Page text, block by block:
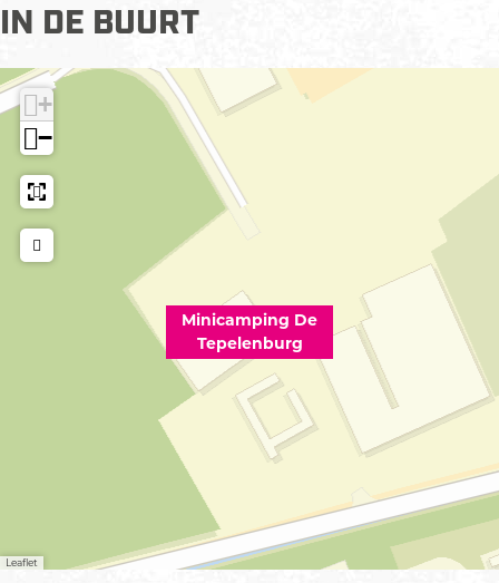
IN DE BUURT
Minicamping De
Tepelenburg
+
−
Leaflet